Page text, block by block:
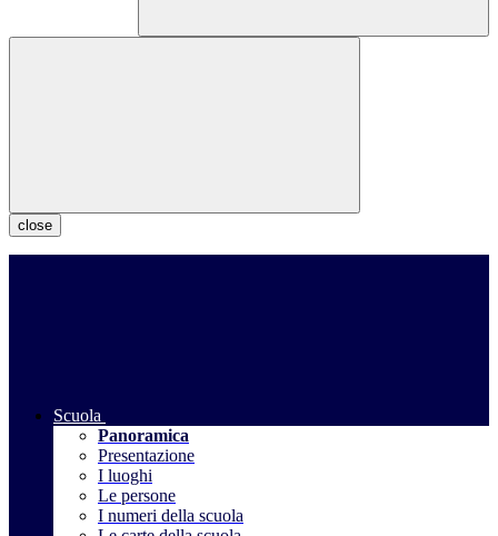
close
Scuola
Panoramica
Presentazione
I luoghi
Le persone
I numeri della scuola